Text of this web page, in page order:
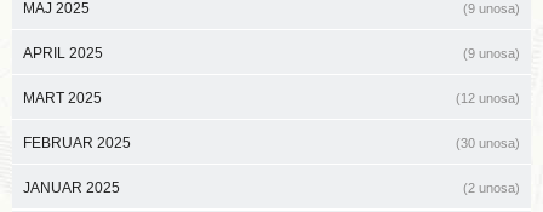
MAJ 2025 (9 unosa)
APRIL 2025 (9 unosa)
MART 2025 (12 unosa)
FEBRUAR 2025 (30 unosa)
JANUAR 2025 (2 unosa)